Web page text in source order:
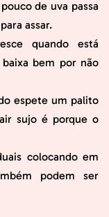
de uva passa
assar.
quando está
bem por não
espete um palito
sujo é porque o
colocando em
podem ser